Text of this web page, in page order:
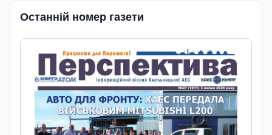
Останній номер газети